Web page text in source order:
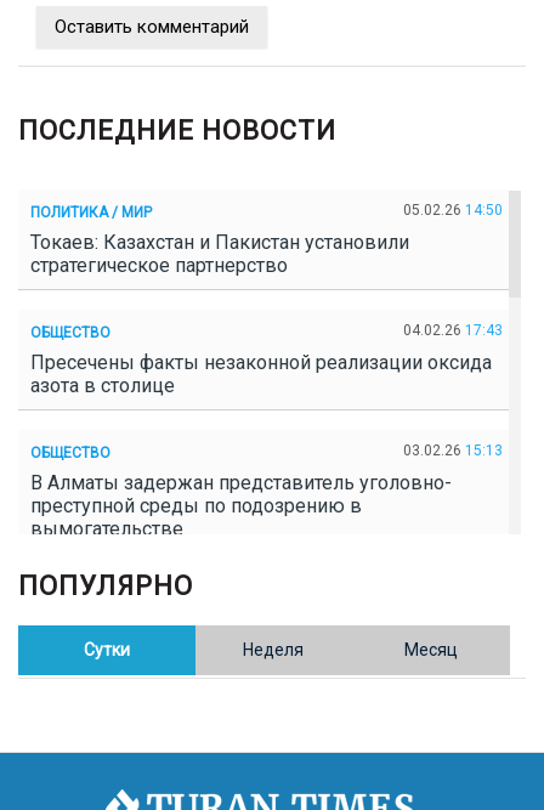
Оставить комментарий
ПОСЛЕДНИЕ НОВОСТИ
ПОЛИТИКА / МИР 05.02.26 14:50
Токаев: Казахстан и Пакистан установили
стратегическое партнерство
ОБЩЕСТВО 04.02.26 17:43
Пресечены факты незаконной реализации оксида
азота в столице
ОБЩЕСТВО 03.02.26 15:13
В Алматы задержан представитель уголовно-
преступной среды по подозрению в
вымогательстве
ОБЩЕСТВО
Полицейские пресекли незаконное выращивание
конопли в Таразе
ПОПУЛЯРНО
Сутки Неделя Месяц